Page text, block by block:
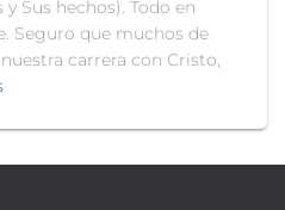
Sus hechos). Todo en
Seguro que muchos de
carrera con Cristo,